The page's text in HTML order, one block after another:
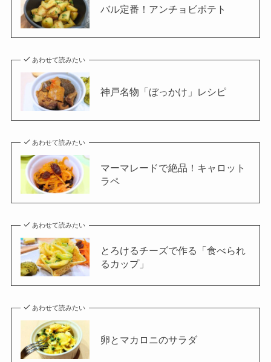
バル定番！アンチョビポテト
あわせて読みたい
神戸名物「ぼっかけ」レシピ
あわせて読みたい
マーマレードで絶品！キャロット
ラペ
あわせて読みたい
とろけるチーズで作る「食べられ
るカップ」
あわせて読みたい
卵とマカロニのサラダ